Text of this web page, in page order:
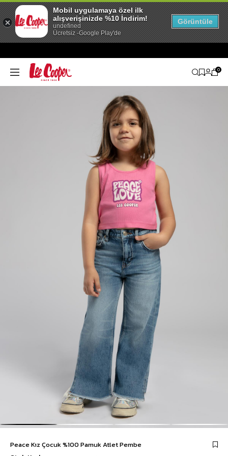
0
Peace Kız Çocuk %100 Pamuk Atlet Pembe
Mobil uygulamaya özel ilk
alışverişinizde %10 İndirim!
undefined
Ücretsiz -Google Play'de
Görüntüle